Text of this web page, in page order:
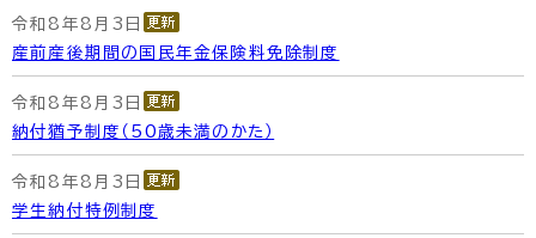
令和8年8月3日
産前産後期間の国民年金保険料免除制度
令和8年8月3日
納付猶予制度（50歳未満のかた）
令和8年8月3日
学生納付特例制度